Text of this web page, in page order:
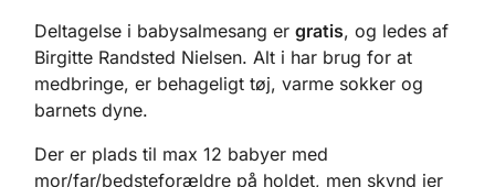
Deltagelse i babysalmesang er gratis, og ledes af
Birgitte Randsted Nielsen. Alt i har brug for at
medbringe, er behageligt tøj, varme sokker og
barnets dyne.
Der er plads til max 12 babyer med
mor/far/bedsteforældre på holdet, men skynd jer